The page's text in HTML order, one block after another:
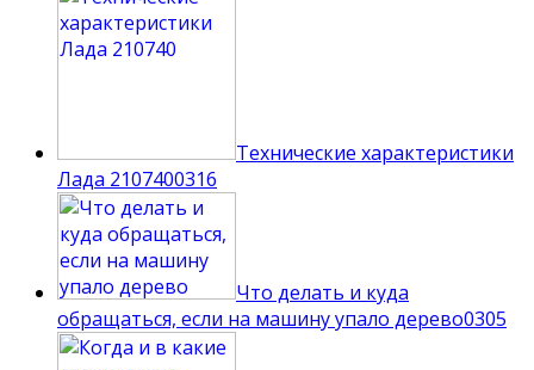
Технические характеристики
Лада 2107400316
Что делать и куда
обращаться, если на машину упало дерево0305